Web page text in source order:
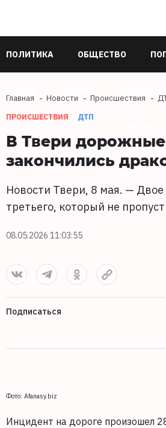
ПОЛИТИКА ОБЩЕСТВО
Главная Новости Происшествия
ПРОИСШЕСТВИЯ ДТП
В Твери
закончились
Новости Твери, 8 мая. —
третьего, который не
08.05.2026 11:03:55
Подписаться
Фото: Afanasy.biz
Инцидент на дороге произошел